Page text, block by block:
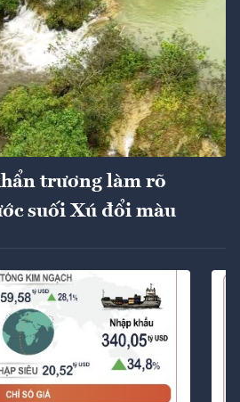
trương làm rõ
suối Xú đổi màu